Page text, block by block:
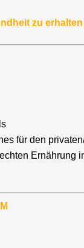
zu
für den
Ernährung